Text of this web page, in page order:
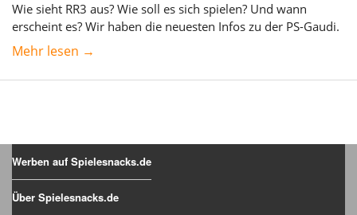
Wie sieht RR3 aus? Wie soll es sich spielen? Und wann
erscheint es? Wir haben die neuesten Infos zu der PS-Gaudi.
Mehr lesen →
Werben auf Spielesnacks.de
Über Spielesnacks.de